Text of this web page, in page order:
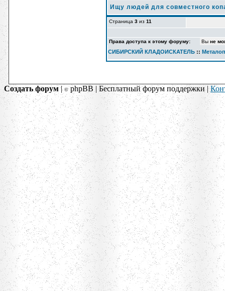
Ищу людей для совместного
Страница 3 из 11
Права доступа к этому форуму: Вы не
СИБИРСКИЙ КЛАДОИСКАТЕЛЬ ::
Создать форум|©phpBB | Бесплатный форум поддержки |